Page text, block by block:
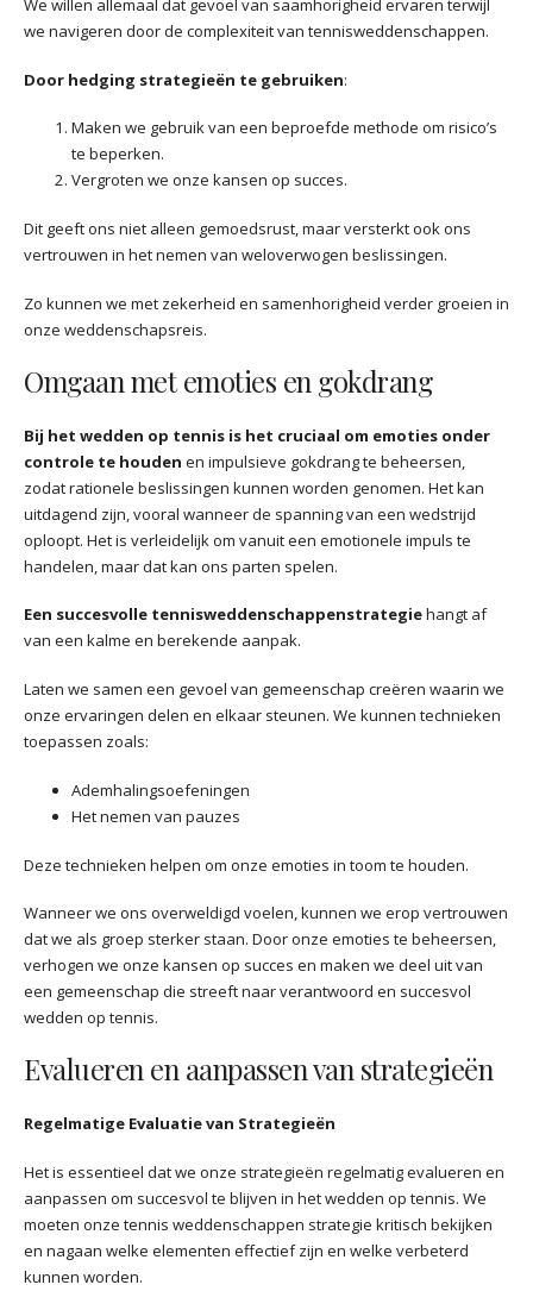
We willen allemaal dat gevoel van saamhorigheid ervaren terwijl
we navigeren door de complexiteit van tennisweddenschappen.
Door hedging strategieën te gebruiken:
Maken we gebruik van een beproefde methode om risico’s
te beperken.
Vergroten we onze kansen op succes.
Dit geeft ons niet alleen gemoedsrust, maar versterkt ook ons
vertrouwen in het nemen van weloverwogen beslissingen.
Zo kunnen we met zekerheid en samenhorigheid verder groeien in
onze weddenschapsreis.
Omgaan met emoties en gokdrang
Bij het wedden op tennis is het cruciaal om emoties onder
controle te houden en impulsieve gokdrang te beheersen,
zodat rationele beslissingen kunnen worden genomen. Het kan
uitdagend zijn, vooral wanneer de spanning van een wedstrijd
oploopt. Het is verleidelijk om vanuit een emotionele impuls te
handelen, maar dat kan ons parten spelen.
Een succesvolle tennisweddenschappenstrategiehangt af
van een kalme en berekende aanpak.
Laten we samen een gevoel van gemeenschap creëren waarin we
onze ervaringen delen en elkaar steunen. We kunnen technieken
toepassen zoals:
Ademhalingsoefeningen
Het nemen van pauzes
Deze technieken helpen om onze emoties in toom te houden.
Wanneer we ons overweldigd voelen, kunnen we erop vertrouwen
dat we als groep sterker staan. Door onze emoties te beheersen,
verhogen we onze kansen op succes en maken we deel uit van
een gemeenschap die streeft naar verantwoord en succesvol
wedden op tennis.
Evalueren en aanpassen van strategieën
Regelmatige Evaluatie van Strategieën
Het is essentieel dat we onze strategieën regelmatig evalueren en
aanpassen om succesvol te blijven in het wedden op tennis. We
moeten onze tennis weddenschappen strategie kritisch bekijken
en nagaan welke elementen effectief zijn en welke verbeterd
kunnen worden.